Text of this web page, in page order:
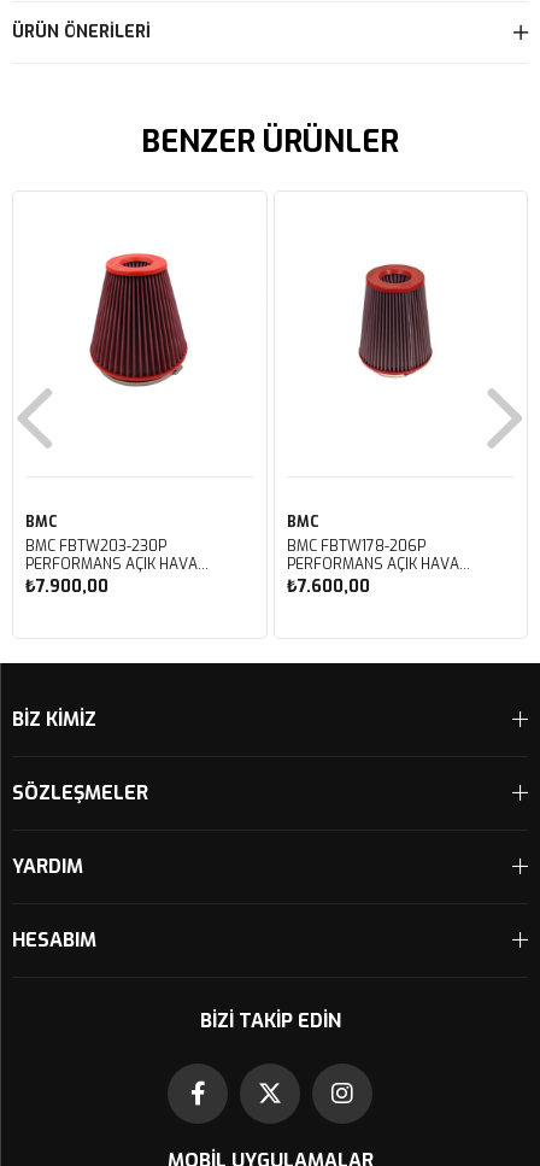
ÜRÜN ÖNERILERI
BENZER ÜRÜNLER
BMC
BMC FBTW203-230P
PERFORMANS AÇIK HAVA
FİLTRESİ
₺7.900,00
BMC
BMC FBTW178-206P
PERFORMANS AÇIK HAVA
FİLTRESİ
₺7.600,00
BİZ KİMİZ
SÖZLEŞMELER
YARDIM
HESABIM
BIZI TAKIP EDIN
MOBIL UYGULAMALAR